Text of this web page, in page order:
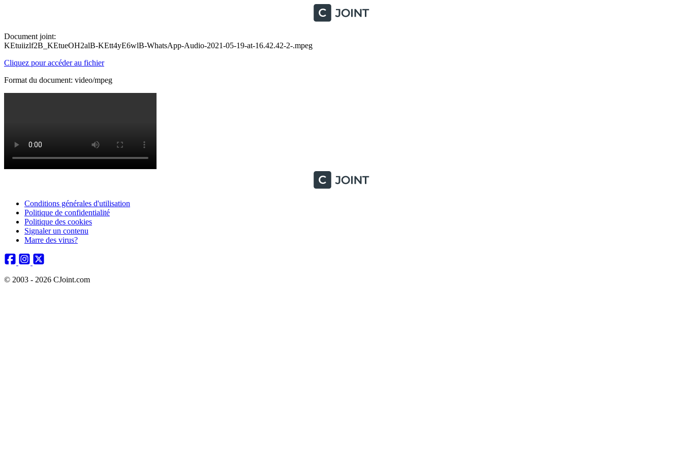
Document joint:
KEtuiizlf2B_KEtueOH2alB-KEtt4yE6wlB-WhatsApp-Audio-2021-05-19-at-16.42.42-2-.mpeg
Cliquez pour accéder au fichier
Format du document: video/mpeg
Conditions générales d'utilisation
Politique de confidentialité
Politique des cookies
Signaler un contenu
Marre des virus?
© 2003 - 2026 CJoint.com